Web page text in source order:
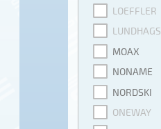
LOEFFLER
LUNDHAGS
MOAX
NONAME
NORDSKI
ONEWAY